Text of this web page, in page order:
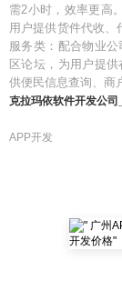
需2小时，效率更高
用户提供货件代收、
服务类：配合物业
区论坛，为用户提
供便民信息查询、商
克拉玛依软件开发公
APP开发